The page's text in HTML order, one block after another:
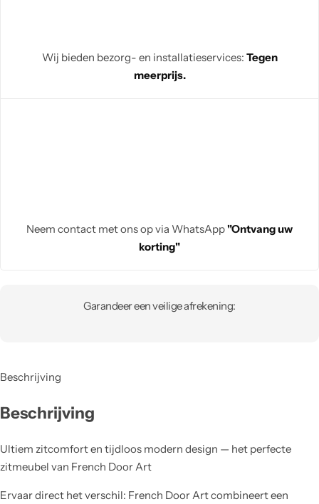
Wij bieden bezorg- en installatieservices: Tegen
meerprijs.
Neem contact met ons op via WhatsApp"Ontvang uw
korting"
Garandeer een veilige afrekening:
Beschrijving
Beschrijving
Ultiem zitcomfort en tijdloos modern design — het perfecte
zitmeubel van French Door Art
Ervaar direct het verschil: French Door Art combineert een